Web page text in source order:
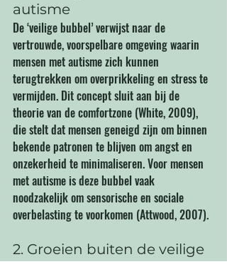
autisme
De ‘veilige bubbel’ verwijst naar de
vertrouwde, voorspelbare omgeving waarin
mensen met autisme zich kunnen
terugtrekken om overprikkeling en stress te
vermijden. Dit concept sluit aan bij de
theorie van de comfortzone (White, 2009),
die stelt dat mensen geneigd zijn om binnen
bekende patronen te blijven om angst en
onzekerheid te minimaliseren. Voor mensen
met autisme is deze bubbel vaak
noodzakelijk om sensorische en sociale
overbelasting te voorkomen (Attwood, 2007).
2. Groeien buiten de veilige